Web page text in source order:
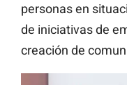
personas en
de iniciativas de
creación de